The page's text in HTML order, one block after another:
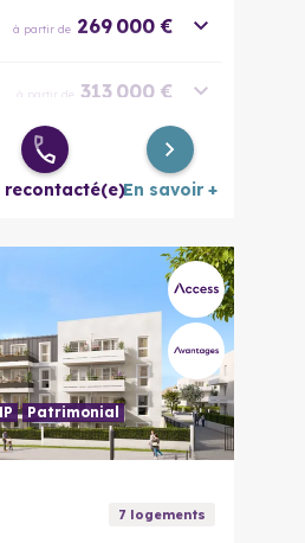
à partir de 269 000 €
à partir de 313 000 €
à partir de 421 000 €
recontacté(e)En savoir +
Patrimonial
7logements